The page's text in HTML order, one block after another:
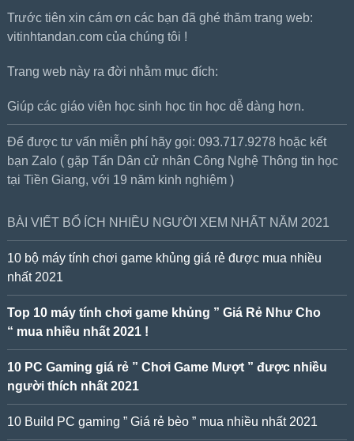
Trước tiên xin cám ơn các bạn đã ghé thăm trang web:
vitinhtandan.com của chúng tôi !
Trang web này ra đời nhằm mục đích:
Giúp các giáo viên học sinh học tin học dễ dàng hơn.
Để được tư vấn miễn phí hãy gọi: 093.717.9278 hoặc kết
bạn Zalo ( gặp Tấn Dân cử nhân Công Nghệ Thông tin học
tại Tiền Giang, với 19 năm kinh nghiệm )
BÀI VIẾT BỔ ÍCH NHIỀU NGƯỜI XEM NHẤT NĂM 2021
10 bộ máy tính chơi game khủng giá rẻ được mua nhiều
nhất 2021
Top 10 máy tính chơi game khủng ” Giá Rẻ Như Cho
“ mua nhiều nhất 2021 !
10 PC Gaming giá rẻ ” Chơi Game Mượt ” được nhiều
người thích nhất 2021
10 Build PC gaming ” Giá rẻ bèo ” mua nhiều nhất 2021